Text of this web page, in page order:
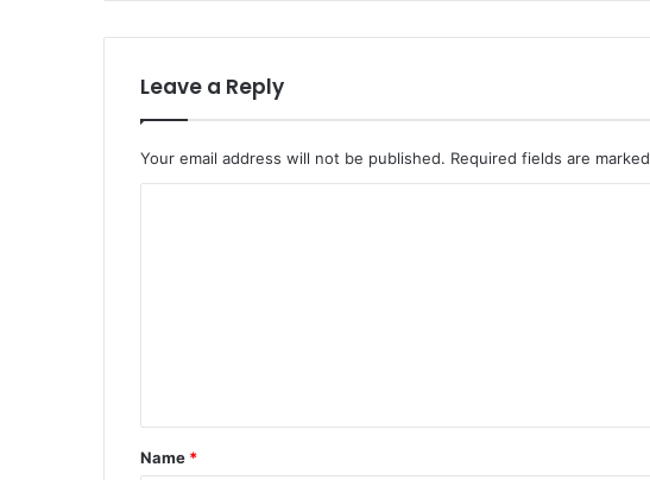
Leave a Reply
Your email address will not be published. Required fields are marked
*
Name *